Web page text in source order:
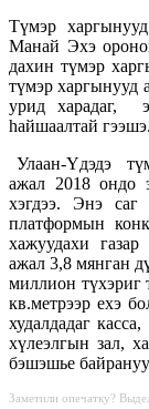
Түмэр
Манай Эхэ
дахин түмэр
түмэр харгынууд
урид харадаг,
hайшаалтай гээшэ.
Улаан-Yдэдэ
ажал 2018 ондо
хэгдээ. Энэ саг
платформын
хажуудахи
ажал 3,8 мянган
миллион түхэриг
кв.метрээр ехэ
худалдадаг
хүлеэлгын зал,
бэшэшье
Заметили опечатку?